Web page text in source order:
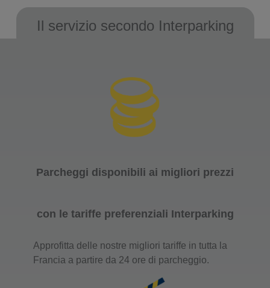
Il servizio secondo Interparking
Parcheggi disponibili ai migliori prezzi
con le tariffe preferenziali Interparking
Approfitta delle nostre migliori tariffe in tutta la
Francia a partire da 24 ore di parcheggio.